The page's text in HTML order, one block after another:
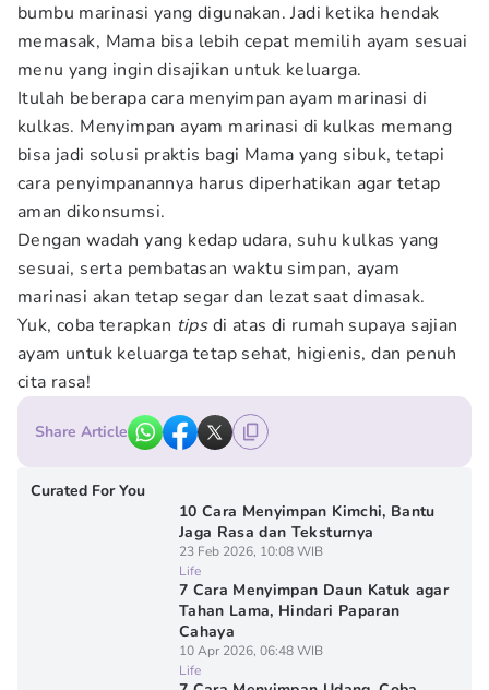
bumbu marinasi yang digunakan. Jadi ketika hendak
memasak, Mama bisa lebih cepat memilih ayam sesuai
menu yang ingin disajikan untuk keluarga.
Itulah beberapa cara menyimpan ayam marinasi di
kulkas. Menyimpan ayam marinasi di kulkas memang
bisa jadi solusi praktis bagi Mama yang sibuk, tetapi
cara penyimpanannya harus diperhatikan agar tetap
aman dikonsumsi.
Dengan wadah yang kedap udara, suhu kulkas yang
sesuai, serta pembatasan waktu simpan, ayam
marinasi akan tetap segar dan lezat saat dimasak.
Yuk, coba terapkan tipsdi atas di rumah supaya sajian
ayam untuk keluarga tetap sehat, higienis, dan penuh
cita rasa!
Share Article
Curated For You
10 Cara Menyimpan Kimchi, Bantu
Jaga Rasa dan Teksturnya
23 Feb 2026, 10:08 WIB
Life
7 Cara Menyimpan Daun Katuk agar
Tahan Lama, Hindari Paparan
Cahaya
10 Apr 2026, 06:48 WIB
Life